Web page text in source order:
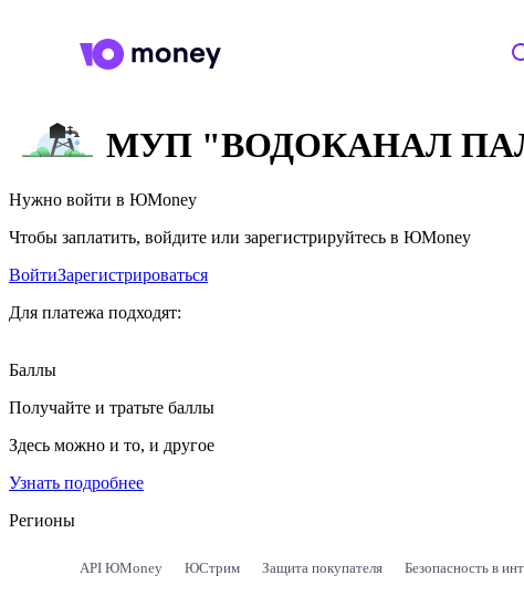
МУП "ВОДОКАНАЛ
Нужно войти в ЮMoney
Чтобы заплатить, войдите или зарегистрируйтесь в ЮMoney
ВойтиЗарегистрироваться
Для платежа подходят:
Баллы
Получайте и тратьте баллы
Здесь можно и то, и другое
Узнать подробнее
Регионы
API ЮMoney ЮСтрим Защита покупателя Безопасность в